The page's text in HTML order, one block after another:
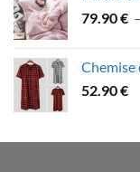
79.90€ –
Chemise
52.90€